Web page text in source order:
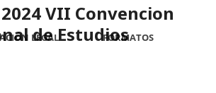
LEGAL FORMATOS
2024 VII Convencion
de Estudios